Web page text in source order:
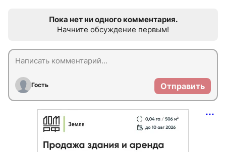
Пока нет ни одного комментария.
Начните обсуждение первым!
Гость Отправить